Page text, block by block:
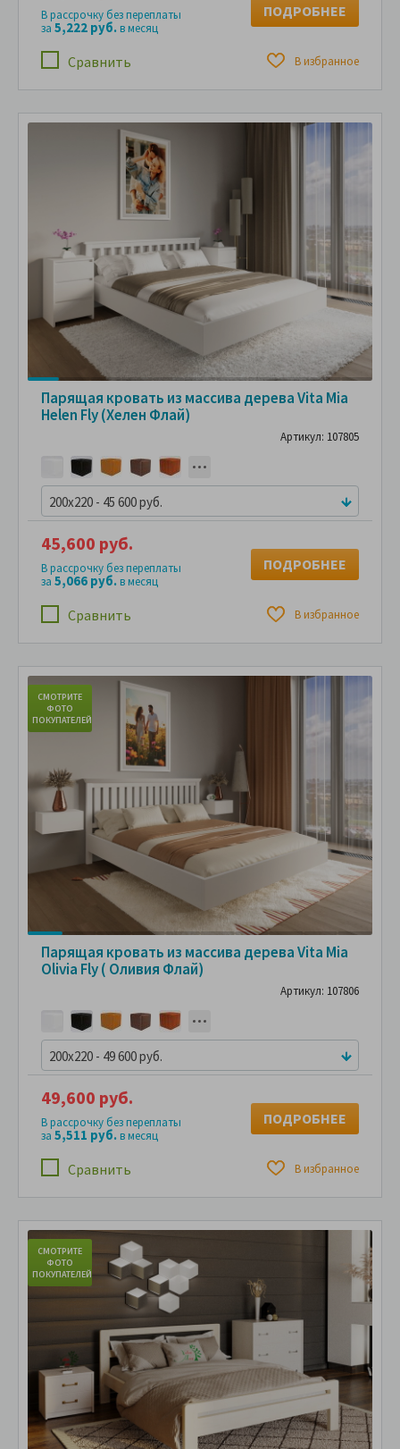
Сравнить В избранное
В рассрочку без переплаты
за 5,222 руб.в месяц
ПОДРОБНЕЕ
Парящая кровать из массива дерева Vita Mia
Helen Fly (Хелен Флай)
Артикул: 107805
200x220 - 45 600 руб.
Сравнить В избранное
45,600 руб.
В рассрочку без переплаты
за 5,066 руб.в месяц
ПОДРОБНЕЕ
СМОТРИТЕ
ФОТО
ПОКУПАТЕЛЕЙ
Парящая кровать из массива дерева Vita Mia
Olivia Fly ( Оливия Флай)
Артикул: 107806
200x220 - 49 600 руб.
Сравнить В избранное
49,600 руб.
В рассрочку без переплаты
за 5,511 руб.в месяц
ПОДРОБНЕЕ
СМОТРИТЕ
ФОТО
ПОКУПАТЕЛЕЙ